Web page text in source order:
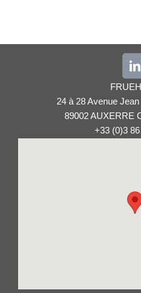
24 à 28 Avenue
89002 AUXERRE
+33 (0)3